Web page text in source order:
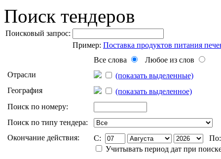
Поиск тендеров
Поисковый запрос:
Пример: Поставка продуктов питания
Все слова
Любое из слов
Отрасли
(показать выделенные)
География
(показать выделенное)
Поиск по номеру:
Поиск по типу тендера:
Окончание действия:
C:
Учитывать период дат при